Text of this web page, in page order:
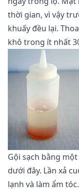
thời gian, vì vậy
khuấy đều lại.
khô trong ít nhất
Gội sạch bằng
dưới đây. Lần xả
lạnh và làm ẩm